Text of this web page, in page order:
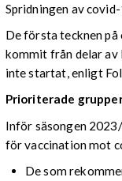
Spridningen av
De första tecknen på
kommit från delar av
inte startat, enligt
Prioriterade
Inför säsongen
för vaccination mot
De som